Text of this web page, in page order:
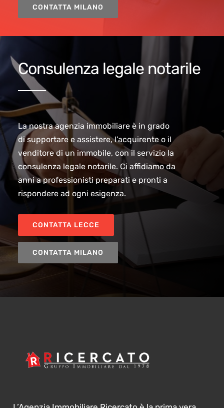
CONTATTA MILANO
Consulenza legale notarile
La nostra agenzia immobiliare è in grado
di supportare e assistere, l’acquirente o il
venditore di un immobile, con il servizio la
consulenza legale notarile. Ci affidiamo da
anni a professionisti preparati e pronti a
rispondere ad ogni esigenza.
CONTATTA LECCE
CONTATTA MILANO